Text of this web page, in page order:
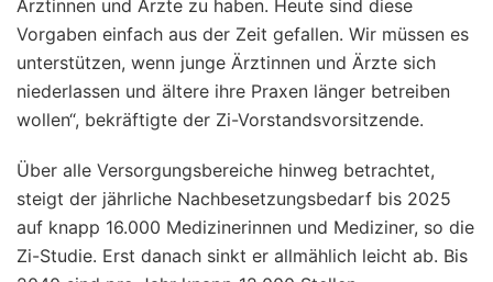
Ärztinnen und Ärzte zu haben. Heute sind diese
Vorgaben einfach aus der Zeit gefallen. Wir müssen es
unterstützen, wenn junge Ärztinnen und Ärzte sich
niederlassen und ältere ihre Praxen länger betreiben
wollen“, bekräftigte der Zi-Vorstandsvorsitzende.
Über alle Versorgungsbereiche hinweg betrachtet,
steigt der jährliche Nachbesetzungsbedarf bis 2025
auf knapp 16.000 Medizinerinnen und Mediziner, so die
Zi-Studie. Erst danach sinkt er allmählich leicht ab. Bis